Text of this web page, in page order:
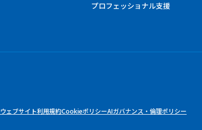
プロフェッショナル支援
ウェブサイト利用規約CookieポリシーAIガバナンス・倫理ポリシー